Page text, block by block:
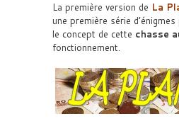
La première version de La
une première série
le concept de cette chasse
fonctionnement.